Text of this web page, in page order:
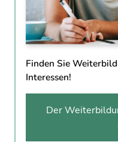
Finden Sie
Interessen!
Der